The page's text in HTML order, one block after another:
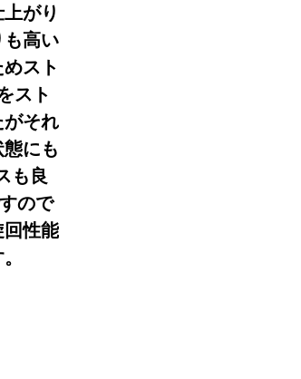
がり
も高い
スト
スト
がそれ
にも
も良
ので
回性能